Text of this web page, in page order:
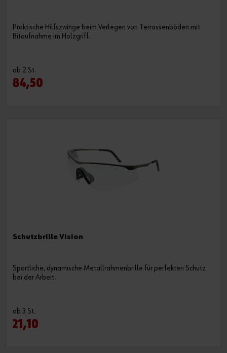
Praktische Hilfszwinge beim Verlegen von Terrassenböden mit
Bitaufnahme im Holzgriff.
ab 2 St.
84,50
Schutzbrille Vision
Sportliche, dynamische Metallrahmenbrille für perfekten Schutz
bei der Arbeit.
ab 3 St.
21,10